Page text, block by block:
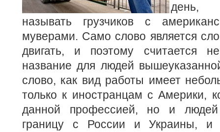
день,
называть грузчиков с
муверами. Само слово является
двигать, и поэтому считается
название для людей
слово, как вид работы имеет
только к иностранцам с Америки,
данной профессией, но и
границу с России и Украины, и